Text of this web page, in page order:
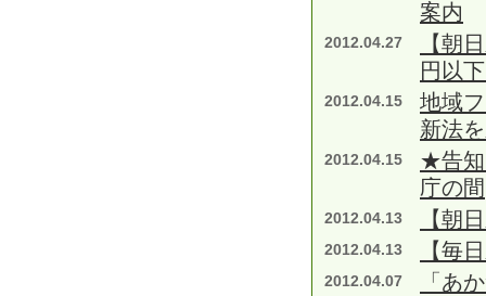
案内
2012.04.27
【朝
円以
2012.04.15
地域
新法
2012.04.15
★告
庁の間
2012.04.13 【朝
2012.04.13 【毎
2012.04.07 「あ